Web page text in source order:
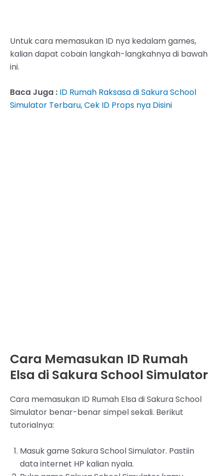
Untuk cara memasukan ID nya kedalam games,
kalian dapat cobain langkah-langkahnya di bawah
ini.
Baca Juga : ID Rumah Raksasa di Sakura School
Simulator Terbaru, Cek ID Props nya Disini
Cara Memasukan ID Rumah
Elsa di Sakura School Simulator
Cara memasukan ID Rumah Elsa di Sakura School
Simulator benar-benar simpel sekali. Berikut
tutorialnya:
Masuk game Sakura School Simulator. Pastiin
data internet HP kalian nyala.